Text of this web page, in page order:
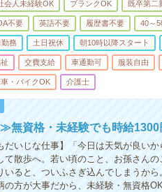
会人未経験OK ブランクOK 既卒第二
不要 英語不要 履歴書不要 40～
務 土日祝休 朝10時以降スタート
交費支給 車通勤可 服装自由
・バイクOK 介護士
資格・未経験でも時給1300
だいじな仕事】「今日は天気が良い
て散歩へ。若い頃のこと、お孫さん
いると、ついふさぎ込んでしまうか
の方が大事だから、未経験・無資格